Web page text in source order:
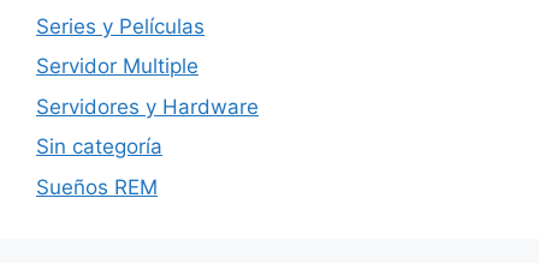
Series y Películas
Servidor Multiple
Servidores y Hardware
Sin categoría
Sueños REM